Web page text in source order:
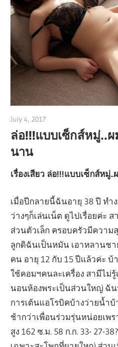
July 4, 2017
ล่อ!!!แบบเซ็กส์หมู่..
นาน
เรื่องเสียว ล่อ!!!แบบเซ็กส์หมู่
เมื่อปีกลายนี้ฉันอายุ 38 ปี ท
ว่างๆก็เล่นเน็ต ดูไปเรื่อยค่ะ
ส่วนตัวเล็ก ครอบครัวมีควา
ลูกดิฉันเป็นหมัน เอาหลานชา
คน อายุ 12 กับ 15 ปีแล้วค่ะ
ใช้คอมฯคนละเครื่อง สามีไม่รู้
นอนห้องพระเป็นส่วนใหญ่ ฉัน
การเต้นแอโรบิคบ้างว่ายน้ำ
ช้ากว่าเพื่อนร่วมรุ่นหน่อยเพ
สูง 162 ซ.ม. 58 ก.ก. 33- 27-